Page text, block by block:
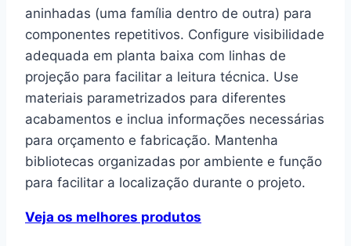
aninhadas (uma família dentro de outra) para
componentes repetitivos. Configure visibilidade
adequada em planta baixa com linhas de
projeção para facilitar a leitura técnica. Use
materiais parametrizados para diferentes
acabamentos e inclua informações necessárias
para orçamento e fabricação. Mantenha
bibliotecas organizadas por ambiente e função
para facilitar a localização durante o projeto.
Veja os melhores produtos